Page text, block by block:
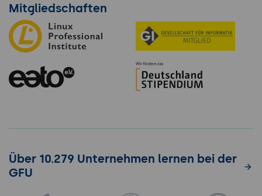
Mitgliedschaften
Über 10.279 Unternehmen lernen bei der
GFU